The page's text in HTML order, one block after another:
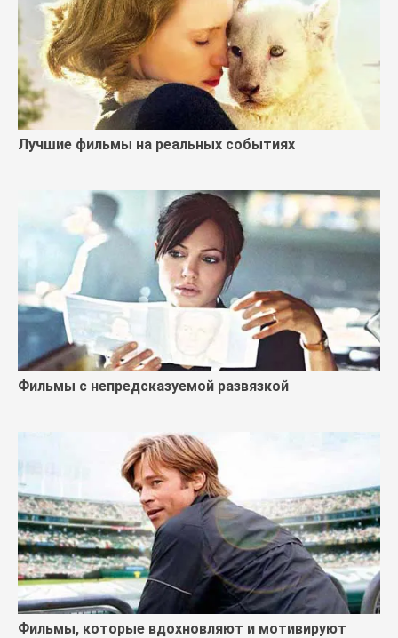
Лучшие фильмы на реальных событиях
Фильмы с непредсказуемой развязкой
Фильмы, которые вдохновляют и мотивируют